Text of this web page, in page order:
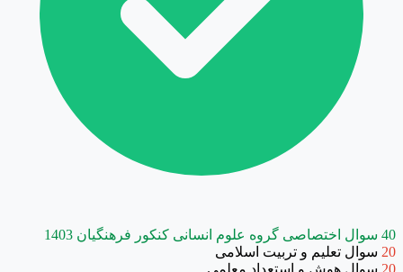
40 سوال اختصاصی گروه علوم انسانی کنکور فرهنگیان 1403
20 سوال تعلیم و تربیت اسلامی